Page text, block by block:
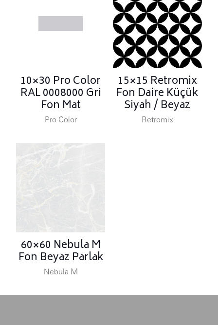
10×30 Pro Color
RAL 0008000 Gri
Fon Mat
Pro Color
15×15 Retromix
Fon Daire Küçük
Siyah / Beyaz
Retromix
60×60 Nebula M
Fon Beyaz Parlak
Nebula M